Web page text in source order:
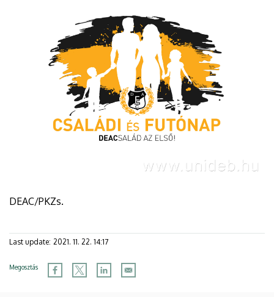
DEAC/PKZs.
Last update: 2021. 11. 22. 14:17
Megosztás